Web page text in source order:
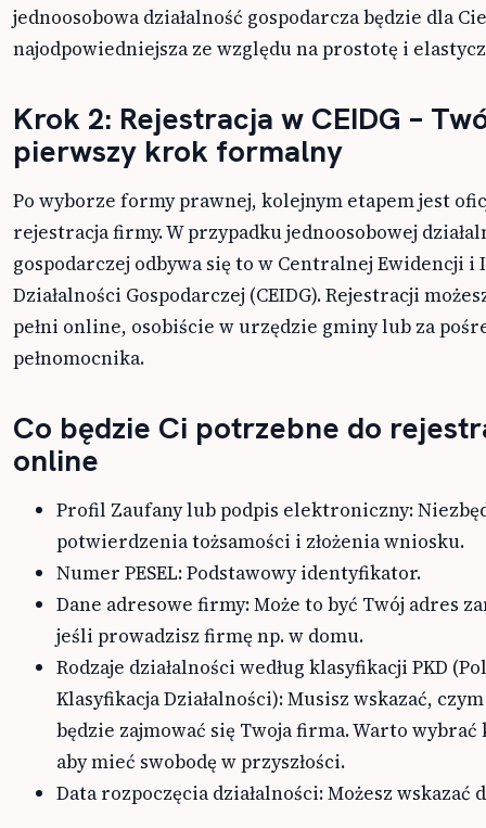
jednoosobowa działalność gospodarcza będzie dla
najodpowiedniejsza ze względu na prostotę i
Krok 2: Rejestracja w CEIDG –
pierwszy krok formalny
Po wyborze formy prawnej, kolejnym etapem jest
rejestracja firmy. W przypadku jednoosobowej
gospodarczej odbywa się to w Centralnej Ewidencji
Działalności Gospodarczej (CEIDG). Rejestracji
pełni online, osobiście w urzędzie gminy lub za
pełnomocnika.
Co będzie Ci potrzebne do
online
Profil Zaufany lub podpis elektroniczny:
potwierdzenia tożsamości i złożenia wniosku.
Numer PESEL: Podstawowy identyfikator.
Dane adresowe firmy: Może to być Twój adres
jeśli prowadzisz firmę np. w domu.
Rodzaje działalności według klasyfikacji PKD
Klasyfikacja Działalności): Musisz wskazać,
będzie zajmować się Twoja firma. Warto wybrać
aby mieć swobodę w przyszłości.
Data rozpoczęcia działalności: Możesz wskazać